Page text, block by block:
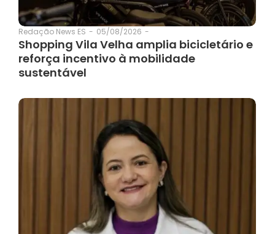
Redação News ES - 05/08/2026 -
Shopping Vila Velha amplia bicicletário e
reforça incentivo à mobilidade
sustentável